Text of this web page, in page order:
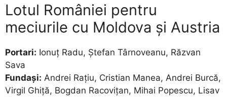
Lotul României pentru
meciurile cu Moldova și Austria
Portari: Ionuț Radu, Ștefan Târnoveanu, Răzvan
Sava
Fundași: Andrei Rațiu, Cristian Manea, Andrei Burcă,
Virgil Ghiță, Bogdan Racovițan, Mihai Popescu, Lisav